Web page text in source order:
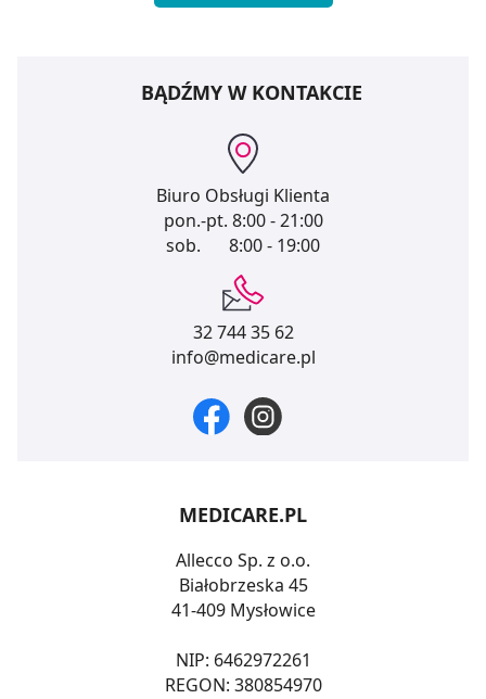
BĄDŹMY W KONTAKCIE
Biuro Obsługi Klienta
pon.-pt. 8:00 - 21:00
sob.
8:00 - 19:00
32 744 35 62
info@medicare.pl
MEDICARE.PL
Allecco Sp. z o.o.
Białobrzeska 45
41-409 Mysłowice
NIP: 6462972261
REGON: 380854970